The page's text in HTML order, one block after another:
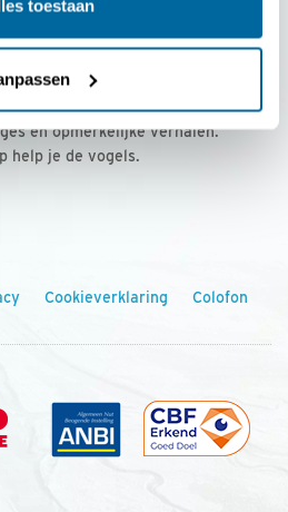
toestaan
voor € 36,00 per jaar
voor onze leden, met
en opmerkelijke verhalen.
help je de vogels.
Cookieverklaring Colofon